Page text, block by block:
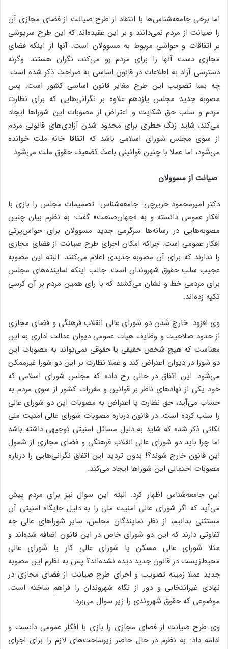
اما برخی جامعه‌شناس‌ها با انتقاد از طرح صیانت از فضای مجازی آن
را صیانت از مردم نمی‌دانند و بر این عقیده‌اند که این طرح سرپوشی
بر اتفاقات و حواشی مربوط به مسوولان است. آنها از اینکه فضای
مجازی دست آنها را برای مردم رو می‌کند، نگران هستند. وگرنه
دسترسی آزاد به اطلاعات در قانون اساسی به صراحت ذکر شده است.
چه بسا تصویب این طرح مغایر قانون اساسی کشور است. پس
مصوبه جدید مجلس یازدهم علاوه بر نگرانی‌هایی که برای نظارت
مردم و سلب حق شکایت و اعتراض از مصوبات این شوراها ایجاد
می‌کند، شاید زنگ خطری برای محدود شدن آزادی‌های قانونی مردم
از سوی مجلس شورای اسلامی باشد که اتفاقا خانه ملت خوانده
می‌شود، اما عملا با چنین قوانینی باعث تضعیف حقوق ملت می‌شود.
صیانت از مسوولان
دکتر امیرمحمود حریرچی- جامعه‌شناس- تصمیمات مجلس را بازی با
افکار عمومی دانسته و به «جهان‌صنعت» گفت: به نظرم بیان چنین
مصوبه‌هایی در رسانه‌ها سرگرمی جدید مسوولان برای حواس‌پرتی
افکار عمومی است. چراکه امکان اجرای طرح صیانت از فضای مجازی
را ندارند که برای آن مصوبه جدیدی اعلام می‌کنند. البته این مصوبه
عجیب سلب حقوق شهروندان است. جالب اینکه نماینده‌‌های مجلس
برای مردمی خط و نشان می‌کشند که با رای همین مردم بر آن کرسی
تکیه زده‌اند.
وی افزود: خارج شدن دو شورای عالی انقلاب فرهنگی و فضای مجازی
از حدود صلاحیت و وظایف هیات عمومی دیوان عدالت اداری به این
معناست که هیچ شخص حقیقی یا حقوقی نمی‌تواند به مصوبات این
دو شورا در دیوان اعتراض کند و عملا نظارت بر این دو شورا غیرممکن
می‌شود. این اتفاق در حالی رخ داده که مجلس شورای اسلامی که
خود یکی از نهادهای ناظر بر قوانین و مقررات کشور از سوی مردم به
حساب می‌آید، حق نظارت یا اعتراض به مصوبات این دو شورای عالی
را سلب کرده است. در قانون درباره مصوبات شورای عالی امنیت ملی
نکاتی ذکر شده که شاید به دلیل مسائل امنیتی توجیهی داشته باشد
اما چرا باید دو شورای عالی انقلاب فرهنگی و فضای مجازی از شمول
این قانون خارج شوند؟! بدون تردید این اتفاق نگرانی‌هایی را درباره
مصوبات احتمالی این شوراها ایجاد می‌کند.
این جامعه‌شناس اظهار کرد: البته این سوال نیز برای مردم پیش
می‌آید که اگر شورای عالی امنیت ملی را به دلیل جایگاه امنیتی آن
مستثنی بدانیم، از نظر نمایندگان مجلس، سایر شوراهای عالی چه
تفاوتی دارند که این دو شورای خاص در این قانون اضافه شده‌اند و
مثلا شورای عالی مسکن یا شورای عالی کار یا شورای عالی
محیط‌زیست در قانون جدید دیده نشده‌اند؟ پس به نظرم این مصوبه
جدید عملا زمینه تصویب و اجرای طرح صیانت از فضای مجازی در
نهادی غیرانتخابی و دور از نگاه شهروندان را فراهم ساخته است.
موضوعی که حقوق شهروندی را زیر سوال می‌برد.
وی طرح صیانت از فضای مجازی را بازی با افکار عمومی دانست و
ادامه داد: به نظرم در حال حاضر زیرساخت‌های لازم را برای اجرای